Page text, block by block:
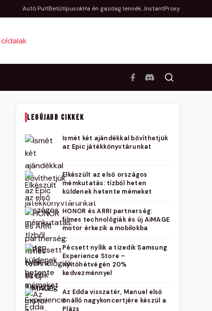
Autó PultBetűtípusokHa én gazdag lennék...InstantProxy
LEGÚJABB CIKKEK
Ismét két ajándékkal bővíthetjük
az Epic játékkönyvtárunkat
Elkészült az első országos
mémkutatás: tízből heten
küldenek hetente mémeket
HONOR és ARRI partnerség:
filmes technológiák és új AiMAGE
motor érkezik a mobilokba
Pécsett nyílik a tizedik Samsung
Experience Store –
nyitóhétvégén 20%
kedvezménnyel
Az Edda visszatér, Manuel első
önálló nagykoncertjére készül a
Plázs